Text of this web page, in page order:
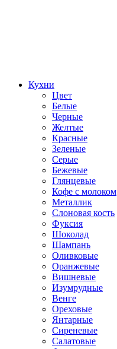
Кухни
Цвет
Белые
Черные
Желтые
Красные
Зеленые
Серые
Бежевые
Глянцевые
Кофе с молоком
Металлик
Слоновая кость
Фуксия
Шоколад
Шампань
Оливковые
Оранжевые
Вишневые
Изумрудные
Венге
Ореховые
Янтарные
Сиреневые
Салатовые